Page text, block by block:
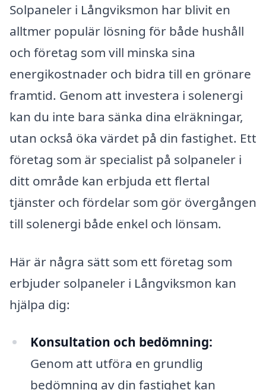
Solpaneler i Långviksmon har blivit en
alltmer populär lösning för både hushåll
och företag som vill minska sina
energikostnader och bidra till en grönare
framtid. Genom att investera i solenergi
kan du inte bara sänka dina elräkningar,
utan också öka värdet på din fastighet. Ett
företag som är specialist på solpaneler i
ditt område kan erbjuda ett flertal
tjänster och fördelar som gör övergången
till solenergi både enkel och lönsam.
Här är några sätt som ett företag som
erbjuder solpaneler i Långviksmon kan
hjälpa dig:
Konsultation och bedömning:
Genom att utföra en grundlig
bedömning av din fastighet kan